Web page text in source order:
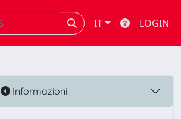
IT LOGIN
Informazioni